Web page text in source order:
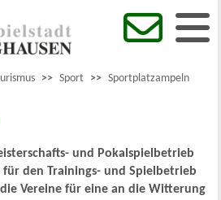
>> Sport >> Sportplatzampeln
und Pokalspielbetrieb
den Trainings- und Spielbetrieb
Vereine für eine an die Witterung